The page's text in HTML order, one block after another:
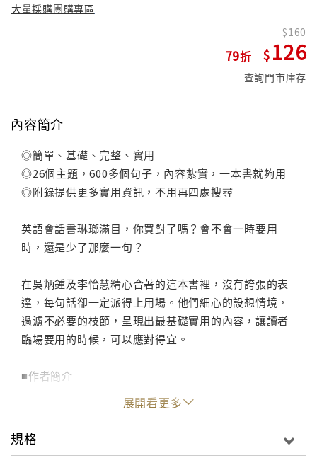
大量採購團購專區
79
160
126
查詢門市庫存
內容簡介
◎簡單、基礎、完整、實用
◎26個主題，600多個句子，內容紮實，一本書就夠用
◎附錄提供更多實用資訊，不用再四處搜尋
英語會話書琳瑯滿目，你買對了嗎？會不會一時要用
時，還是少了那麼一句？
在吳炳鍾及李怡慧精心合著的這本書裡，沒有誇張的表
達，每句話卻一定派得上用場。他們細心的設想情境，
過濾不必要的枝節，呈現出最基礎實用的內容，讓讀者
臨場要用的時候，可以應對得宜。
■作者簡介
曾執教台灣大學、政治大學、輔仁大學，是國內最早推
動英語教學的功臣，也是台灣電視史上主持英語教學節
目的第一人。曾編輯辭典及電子辭典，受到當代年輕學
展開看更多
規格